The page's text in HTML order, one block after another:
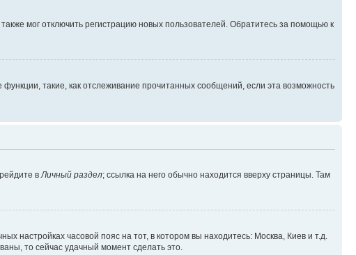
мог отключить регистрацию новых пользователей. Обратитесь за помощью к
такие, как отслеживание прочитанных сообщений, если эта возможность
в Личный раздел; ссылка на него обычно находится вверху страницы. Там
настройках часовой пояс на тот, в котором вы находитесь: Москва, Киев и т.д.
то сейчас удачный момент сделать это.